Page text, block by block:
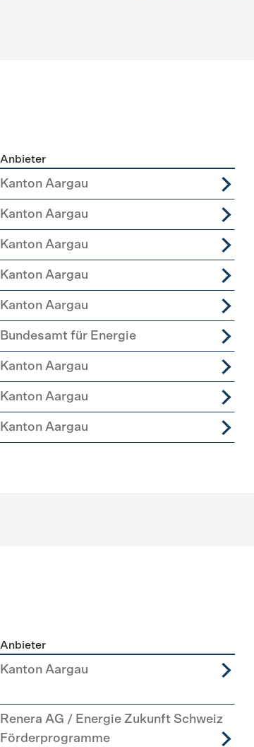
Anbieter
Kanton Aargau
Kanton Aargau
Kanton Aargau
Kanton Aargau
Kanton Aargau
Bundesamt für Energie
Kanton Aargau
Kanton Aargau
Kanton Aargau
Anbieter
Kanton Aargau
Renera AG / Energie Zukunft Schweiz
Förderprogramme